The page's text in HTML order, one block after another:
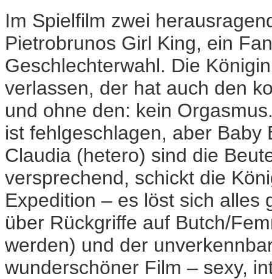
Im Spielfilm zwei
Pietrobrunos Girl King, ein
Geschlechterwahl. Die
verlassen, der hat auch den
und ohne den: kein
ist fehlgeschlagen, aber Baby
Claudia (hetero) sind die
versprechend, schickt die
Expedition – es löst sich alles
über Rückgriffe auf Butch/
werden) und der
wunderschöner Film – sexy,